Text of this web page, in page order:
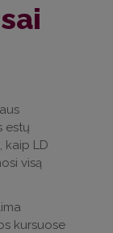
estų
kaip LD
visą
kursuose